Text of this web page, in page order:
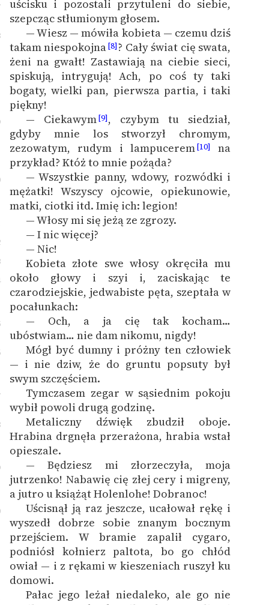
uścisku i pozostali przytuleni do siebie,
szepcząc stłumionym głosem.
— Wiesz — mówiła kobieta — czemu dziś
takam niespokojna[8]? Cały świat cię swata,
żeni na gwałt! Zastawiają na ciebie sieci,
spiskują, intrygują! Ach, po coś ty taki
bogaty, wielki pan, pierwsza partia, i taki
piękny!
— Ciekawym[9], czybym tu siedział,
gdyby mnie los stworzył chromym,
zezowatym, rudym i lampucerem[10]
na
przykład? Któż to mnie pożąda?
— Wszystkie panny, wdowy, rozwódki i
mężatki! Wszyscy ojcowie, opiekunowie,
matki, ciotki itd. Imię ich: legion!
— Włosy mi się jeżą ze zgrozy.
— I nic więcej?
— Nic!
Kobieta złote swe włosy okręciła mu
około głowy i szyi i, zaciskając te
czarodziejskie, jedwabiste pęta, szeptała w
pocałunkach:
— Och, a ja cię tak kocham…
ubóstwiam… nie dam nikomu, nigdy!
Mógł być dumny i próżny ten człowiek
— i nie dziw, że do gruntu popsuty był
swym szczęściem.
Tymczasem zegar w sąsiednim pokoju
wybił powoli drugą godzinę.
Metaliczny dźwięk zbudził oboje.
Hrabina drgnęła przerażona, hrabia wstał
opieszale.
— Będziesz mi złorzeczyła, moja
jutrzenko! Nabawię cię złej cery i migreny,
a jutro u książąt Holenlohe! Dobranoc!
Uścisnął ją raz jeszcze, ucałował rękę i
wyszedł dobrze sobie znanym bocznym
przejściem. W bramie zapalił cygaro,
podniósł kołnierz paltota, bo go chłód
owiał — i z rękami w kieszeniach ruszył ku
domowi.
Pałac jego leżał niedaleko, ale go nie